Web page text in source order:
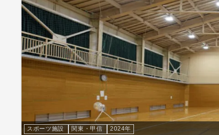
スポーツ施設 関東・甲信 2024年